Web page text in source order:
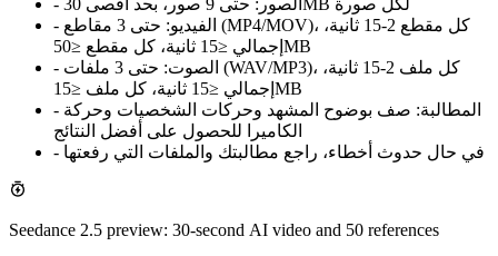
-
الفيديو:
حتى 3 مقاطع (MP4/MOV)، كل مقطع 2-15 ثانية،
إجمالي ≤15 ثانية، كل مقطع ≤50MB
-
الصوت:
حتى 3 ملفات (WAV/MP3)، كل ملف 2-15 ثانية،
إجمالي ≤15 ثانية، كل ملف ≤15MB
-
المطالبة: صف بوضوح المشهد وحركات الشخصيات وحركة
الكاميرا للحصول على أفضل النتائج
- في حال حدوث أخطاء، راجع مطالبتك والملفات التي رفعتها
Seedance 2.5 preview: 30-second AI video and 50 references